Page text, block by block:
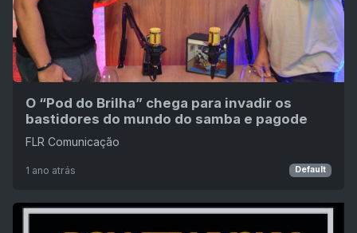
O “Pod do Brilha” chega para invadir os
bastidores do mundo do samba e pagode
FLR Comunicação
1 ano atrás Default